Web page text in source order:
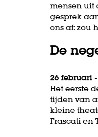
mensen uit
gesprek
ons af: zou
De
26 februari
Het eerste
tijden van
kleine
Frascati en